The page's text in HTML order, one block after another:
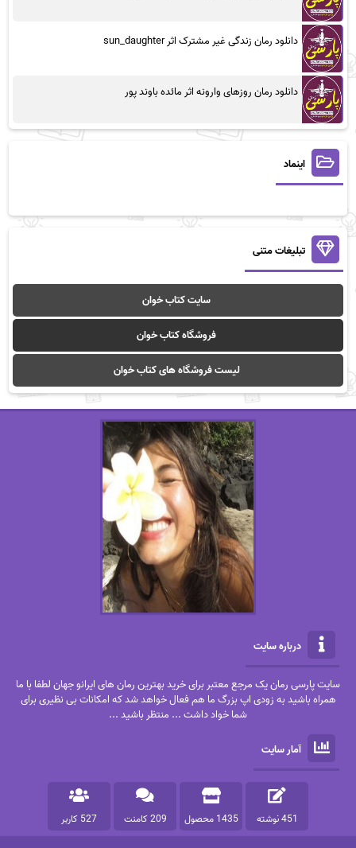
دانلود رمان زندگی غیر مشترک اثر sun_daughter
دانلود رمان روزهای وارونه اثر مائده باوند پور
اینماد
تبلیغات متنی
سایت کتاب خوان
فروشگاه کتاب خوان
لیست فروشگاه های کتاب خوان
درباره سایت
سایت پارسی رمان یک مرجع معتبر برای خرید بهترین رمان های ایرانو جهان لطفا با ما
همراه باشید به زودی اپ بزرگ ما هم فعال خواهد شد که امکانات بی نظیری برای
شما خواد داشت ... منتظر باشید ...
آمار سایت
451 نوشته 1435 محصول 209 کامنت 527 کاربر